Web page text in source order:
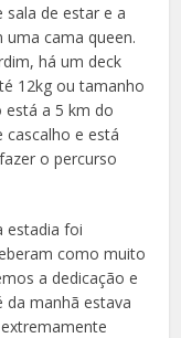
sala de estar e a
cama queen.
há um deck
12kg ou tamanho
está a 5 km do
cascalho e está
o percurso
estadia foi
como muito
a dedicação e
da manhã estava